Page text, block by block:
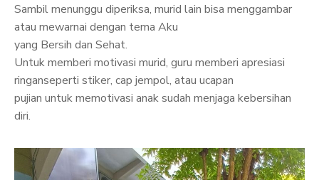
Sambil menunggu diperiksa, murid lain bisa menggambar
atau mewarnai dengan tema Aku
yang Bersih dan Sehat.
Untuk memberi motivasi murid, guru memberi apresiasi
ringanseperti stiker, cap jempol, atau ucapan
pujian untuk memotivasi anak sudah menjaga kebersihan
diri.